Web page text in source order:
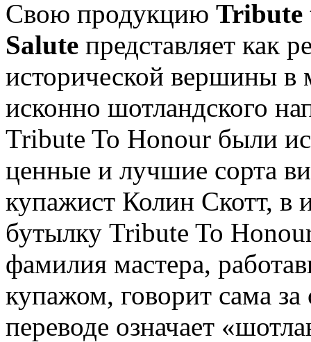
Свою продукцию
Salute представляет как
исторической вершины в
исконно шотландского
Tribute To Honour были
ценные и лучшие сорта
купажист Колин Скотт, в
бутылку Tribute To
фамилия мастера,
купажом, говорит сама
переводе означает